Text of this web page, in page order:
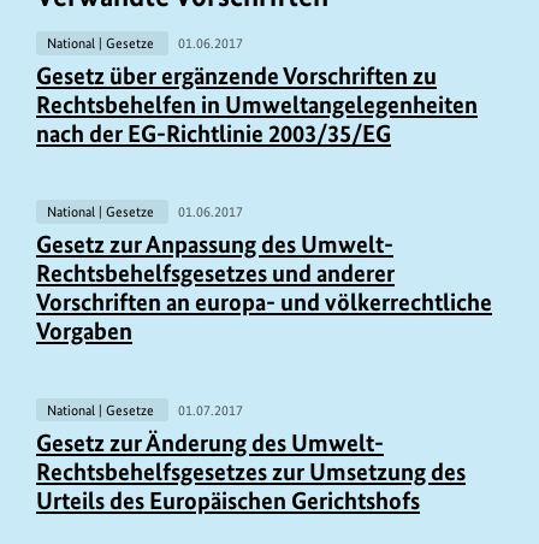
National | Gesetze 01.06.2017
Gesetz über ergänzende Vorschriften zu
Rechtsbehelfen in Umweltangelegenheiten
nach der EG-Richtlinie 2003/35/EG
National | Gesetze 01.06.2017
Gesetz zur Anpassung des Umwelt-
Rechtsbehelfsgesetzes und anderer
Vorschriften an europa- und völkerrechtliche
Vorgaben
National | Gesetze 01.07.2017
Gesetz zur Änderung des Umwelt-
Rechtsbehelfsgesetzes zur Umsetzung des
Urteils des Europäischen Gerichtshofs